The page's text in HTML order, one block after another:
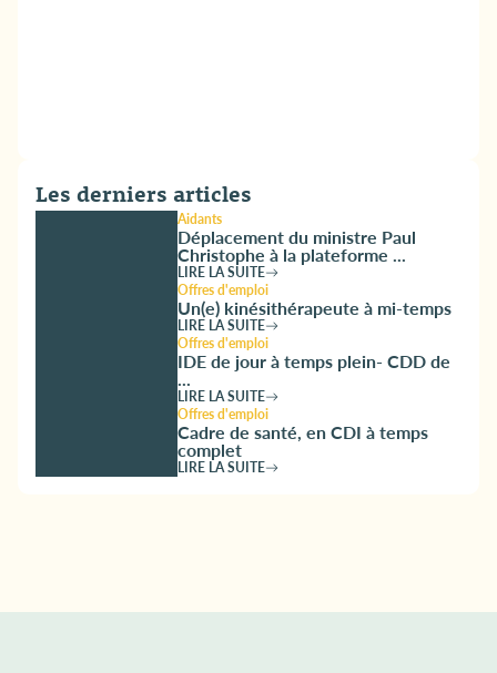
Les derniers articles
Aidants
Déplacement du ministre Paul
Christophe à la plateforme ...
LIRE LA SUITE
Offres d'emploi
Un(e) kinésithérapeute à mi-temps
LIRE LA SUITE
Offres d'emploi
IDE de jour à temps plein- CDD de
...
LIRE LA SUITE
Offres d'emploi
Cadre de santé, en CDI à temps
complet
LIRE LA SUITE